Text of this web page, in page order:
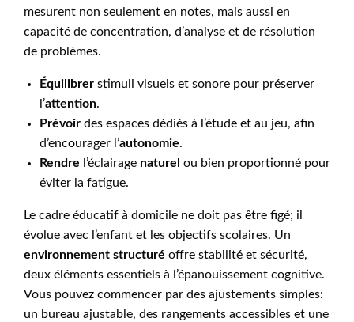
mesurent non seulement en notes, mais aussi en
capacité de concentration, d’analyse et de résolution
de problèmes.
Équilibrer stimuli visuels et sonore pour préserver
l’attention.
Prévoir des espaces dédiés à l’étude et au jeu, afin
d’encourager l’autonomie.
Rendre l’éclairage naturel ou bien proportionné pour
éviter la fatigue.
Le cadre éducatif à domicile ne doit pas être figé; il
évolue avec l’enfant et les objectifs scolaires. Un
environnement structuré offre stabilité et sécurité,
deux éléments essentiels à l’épanouissement cognitive.
Vous pouvez commencer par des ajustements simples:
un bureau ajustable, des rangements accessibles et une